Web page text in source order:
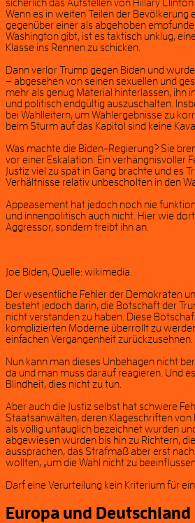
sicherlich das Aufstellen von Hillary
Wenn es in weiten Teilen der Bevölkerung
gegenüber einer als abgehoben
Washington gibt, ist es taktisch unklug,
Klasse ins Rennen zu schicken.
Dann verlor Trump gegen Biden und
– abgesehen von seinen sexuellen und
mehr als genug Material hinterlassen, ihn
und politisch endgültig auszuschalten.
bei Wahlleitern, um Wahlergebnisse zu
beim Sturm auf das Kapitol sind keine
Was machte die Biden-Regierung? Sie
vor einer Eskalation. Ein verhängnisvoller
Justiz viel zu spät in Gang brachte und es
Verhältnisse relativ unbescholten in den
Appeasement hat jedoch noch nie
und innenpolitisch auch nicht. Hier wie
Aggressor, sondern treibt ihn an.
Joe Biden, Quelle: wikimedia.
Der wesentliche Fehler der Demokraten
besteht jedoch darin, die Botschaft der
nicht verstanden zu haben. Diese
komplizierten Moderne überrollt zu
einfachen Vergangenheit zurückzusehnen.
Nun kann man dieses Unbehagen nicht
da und man muss darauf reagieren. Und
Blindheit, dies nicht zu tun.
Aber auch die Justiz selbst hat schwere
Staatsanwälten, deren Klageschriften von
als völlig untauglich bezeichnet wurden
abgewiesen wurden bis hin zu Richtern,
aussprachen, das Strafmaß aber erst
wollten, „um die Wahl nicht zu
Darf eine Verurteilung kein Kriterium für
Europa und Deutschland